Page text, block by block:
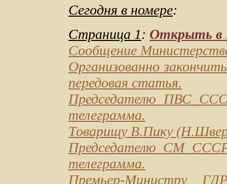
Сегодня в номере:
Страница 1: Открыть в
Сообщение
Организованно
передовая статья.
Председателю ПВС
телеграмма.
Товарищу В.Пику
Председателю СМ
телеграмма.
Премьер-Министру